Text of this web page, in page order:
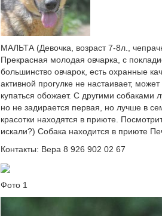
МАЛЬТА (Девочка, возраст 7-8л.,
Прекрасная молодая овчарка, с
большинство овчарок, есть охранные
активной прогулке не настаивает,
купаться обожает. С другими собаками
но не задирается первая, но лучше в
красотки находятся в приюте.
искали?) Собака находится в приюте
Контакты: Вера 8 926 902 02 67
Фото 1